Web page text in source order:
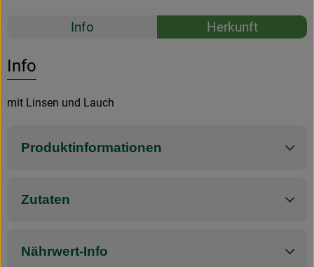
Rezepte
Info Herkunft
Info
mit Linsen und Lauch
Produktinformationen
Zutaten
Nährwert-Info